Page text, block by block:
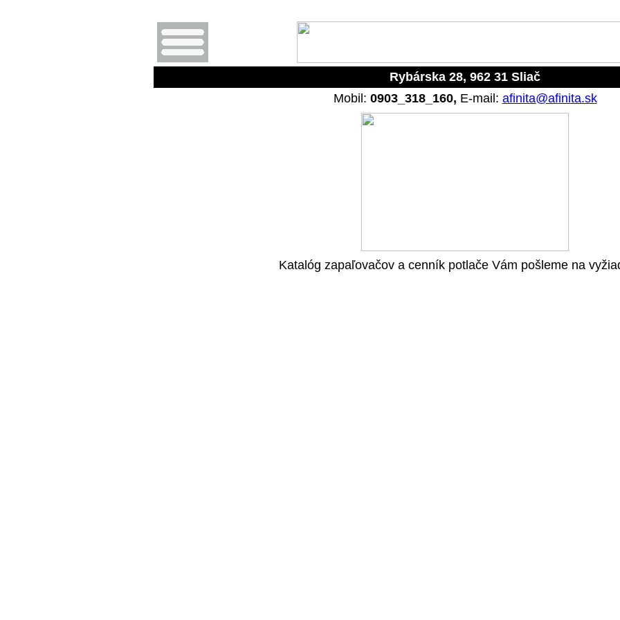
Rybárska 28, 962 31 Sliač
Mobil: 0903_318_160, E-mail: afinita@afinita.sk
Katalóg zapaľovačov a cenník potlače Vám pošleme na